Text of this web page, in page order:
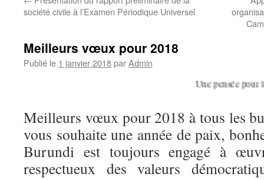
société civile à l’Examen Périodique Universel
Meilleurs vœux pour 2018
Publié le 1 janvier 2018parAdmin
Une pensée pour
Meilleurs vœux pour 2018 à tous les
vous souhaite une année de paix,
Burundi est toujours engagé à
respectueux des valeurs